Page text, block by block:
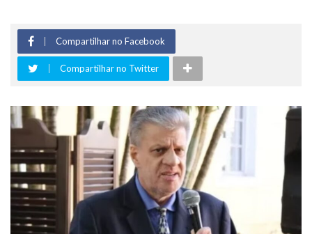
Compartilhar no Facebook
Compartilhar no Twitter